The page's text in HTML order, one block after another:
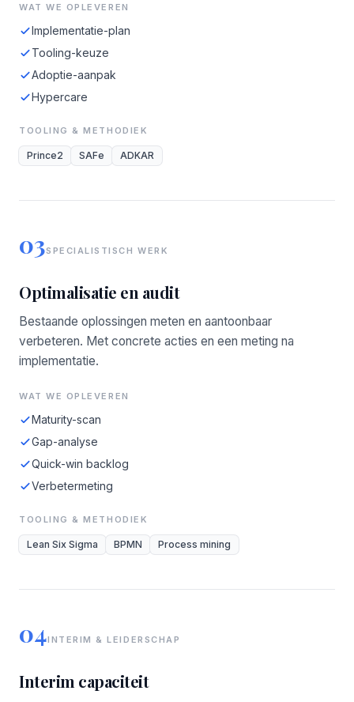
WAT WE OPLEVEREN
Implementatie-plan
Tooling-keuze
Adoptie-aanpak
Hypercare
TOOLING & METHODIEK
Prince2 SAFe ADKAR
03SPECIALISTISCH WERK
Optimalisatie en audit
Bestaande oplossingen meten en aantoonbaar
verbeteren. Met concrete acties en een meting na
implementatie.
WAT WE OPLEVEREN
Maturity-scan
Gap-analyse
Quick-win backlog
Verbetermeting
TOOLING & METHODIEK
Lean Six Sigma BPMN Process mining
04INTERIM & LEIDERSCHAP
Interim capaciteit